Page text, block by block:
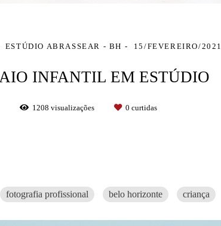
ESTÚDIO ABRASSEAR - BH 15/FEVEREIRO/2021
INFANTIL EM ESTÚDIO
1208 visualizações 0 curtidas
fotografia profissional belo horizonte criança